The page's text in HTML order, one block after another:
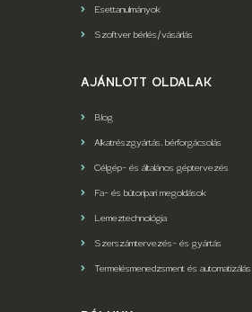
Esettanulmányok
Szoftver bérlés/vásárlás
AJÁNLOTT OLDALAK
Blog
Alkatrészgyártás, bérforgácsolás
Célgép- és általános géptervezés
Fa- és bútoripari megoldások
Lemeztechnológia
Szerszámtervezés- és gyártás
Termelésmenedzsment és automatizálás